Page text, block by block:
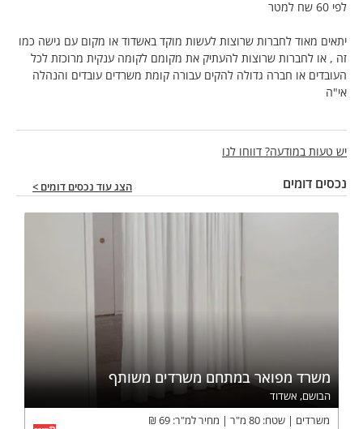
לפי 60 שח למטר
יתאים מאוד לחברות שרוצות לעשות מוקד באשדוד או מקום עם גישה כמו
זה , או לחברות שרוצות להעתיק את מקומם לקומה ענקית מרוכזת לכל
העובדים או חברה גדולה להקים עבורה קומת משרדים עובדים והנהלה
אי"ה
מי שייקח את הרוב יתאפשר מעט הנחה מול הבעלים
התמונה להמחשה בלבד
וואטספ 0533985445
יש טעות במודעה? דווחו לנו
נכסים דומים הצג עוד נכסים דומים >
משרד מפואר במתחם משרדים משותף
הבושם, אשדוד
משרדים
שטח: 80 מ"ר מחיר למ"ר: 69
₪